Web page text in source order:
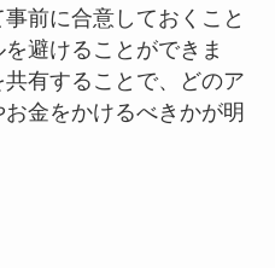
前に合意しておくこと
避けることができま
有することで、どのア
金をかけるべきかが明